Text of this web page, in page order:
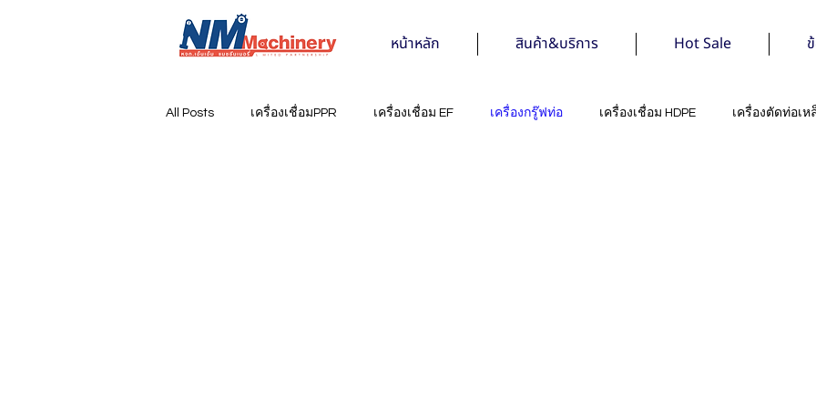
หน้าหลัก สินค้า&บริการ Hot Sale
All Posts เครื่องเชื่อมPPR เครื่องเชื่อม EF เครื่องกรู๊ฟท่อ เครื่องเชื่อม HDPE เครื่องตัดท่อเห